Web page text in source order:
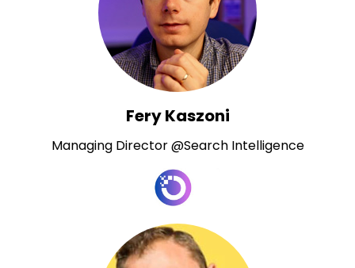
Fery Kaszoni
Managing Director @Search Intelligence